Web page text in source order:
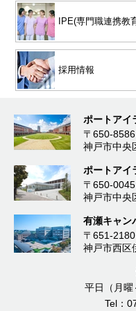
IPE(専門職連携教
採用情報
ポートアイ
〒650-8586
神戸市中央
ポートアイ
〒650-0045
神戸市中央
有瀬キャン
〒651-2180
神戸市西区
平日（月
Tel：